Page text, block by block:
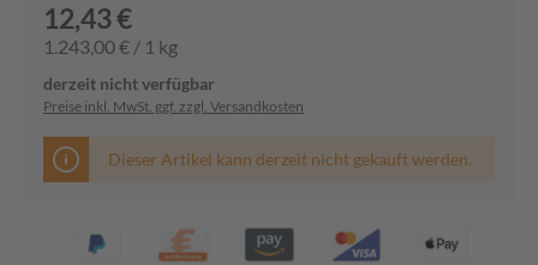
12,43 €
1.243,00 € / 1 kg
derzeit nicht verfügbar
Preise inkl. MwSt. ggf. zzgl. Versandkosten
Dieser Artikel kann derzeit nicht gekauft werden.